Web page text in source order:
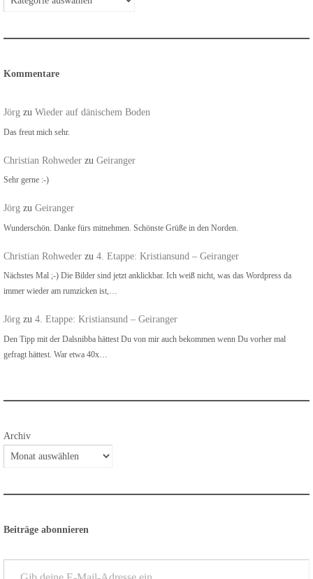
Kommentare
Jörg zu Wieder auf dänischem Boden
Das freut mich sehr.
Christian Rohweder zu Geiranger
Sehr gerne :-)
Jörg zu Geiranger
Wunderschön. Danke fürs mitnehmen. Schönste Grüße in den Norden.
Christian Rohweder zu 4. Etappe: Kristiansund – Geiranger
Nächstes Mal ;-) Die Bilder sind jetzt anklickbar. Ich weiß nicht, was das Wordpress da
immer wieder am rumzicken ist,…
Jörg zu 4. Etappe: Kristiansund – Geiranger
Den Tipp mit der Dalsnibba hättest Du von mir auch bekommen wenn Du vorher mal
gefragt hättest. War etwa 40x…
Archiv
Beiträge abonnieren
Gib deine E-Mail-Adresse ein ...